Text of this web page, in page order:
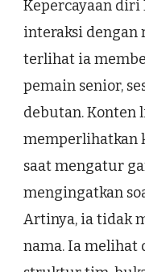
Kepercayaan diri
interaksi dengan
terlihat ia
pemain senior,
debutan.
memperlihatkan
saat mengatur
mengingatkan
Artinya, ia tidak
nama. Ia melihat